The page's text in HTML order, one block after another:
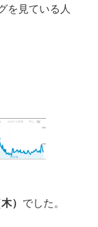
を見ている人
） でした。